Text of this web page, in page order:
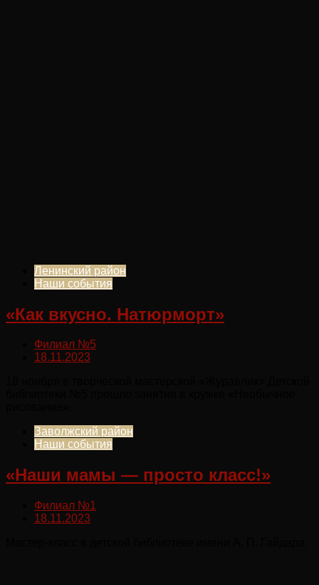
Ленинский район
Наши события
«Как вкусно. Натюрморт»
Филиал №5
18.11.2023
Заволжский район
Наши события
«Наши мамы — просто класс!»
Филиал №1
18.11.2023